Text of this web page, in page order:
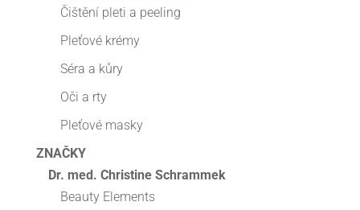
Čištění pleti a peeling
Pleťové krémy
Séra a kůry
Oči a rty
Pleťové masky
ZNAČKY
Dr. med. Christine Schrammek
Beauty Elements